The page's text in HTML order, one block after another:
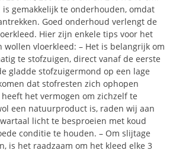
is gemakkelijk te onderhouden, omdat
Goed onderhoud verlengt de
Hier zijn enkele tips voor het
wollen vloerkleed: – Het is belangrijk om
te stofzuigen, direct vanaf de eerste
gladde stofzuigermond op een lage
dat stofresten zich ophopen
het vermogen om zichzelf te
een natuurproduct is, raden wij aan
licht te besproeien met koud
conditie te houden. – Om slijtage
is het raadzaam om het kleed elke 3